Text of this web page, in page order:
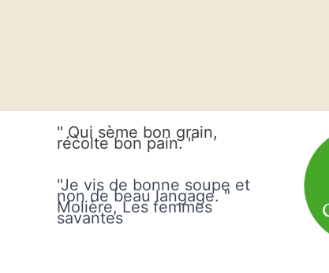
" Qui sème bon grain,
récolte bon pain. "
"Je vis de bonne soupe et
non de beau langage. "
Molière, Les femmes
savantes